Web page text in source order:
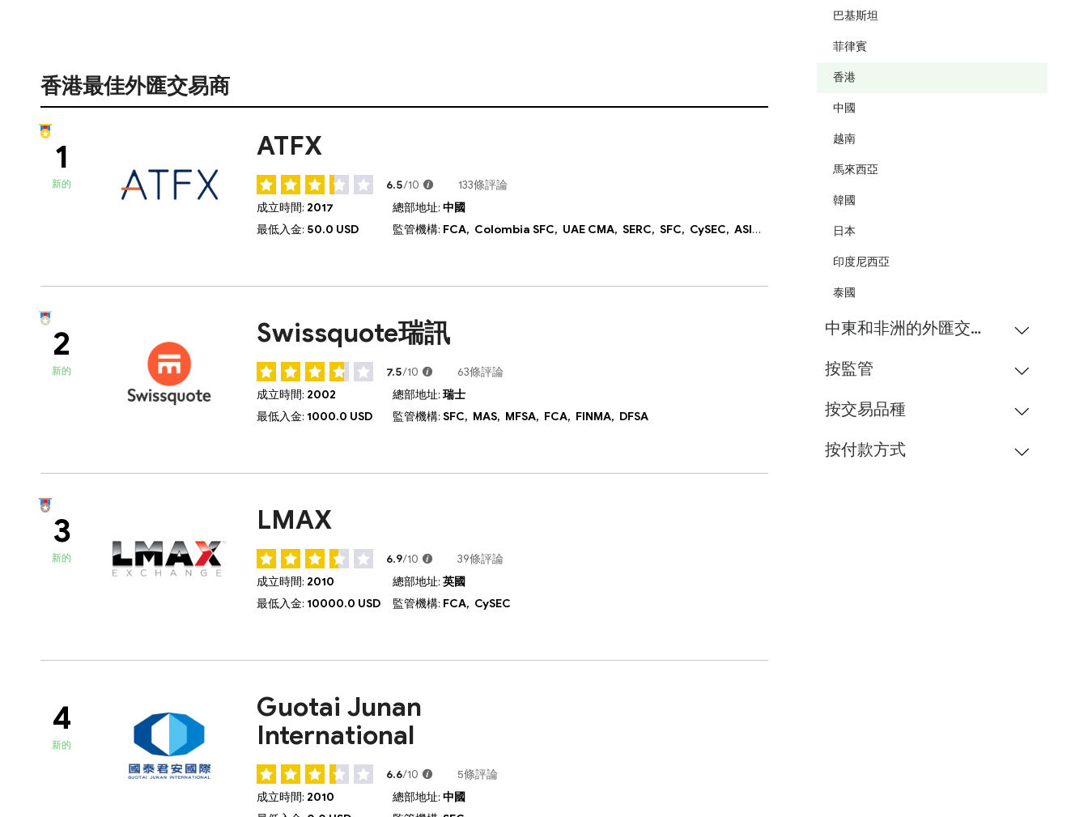
香港最佳外匯交易商
1
新的
ATFX
6.5/10
133條評論
成立時間: 2017
最低入金: 50.0 USD
總部地址: 中國
監管機構: FCA, Colombia SFC, UAE CMA, SERC, SFC, CySEC, ASIC, Mauritius FSC,
2
新的
Swissquote瑞訊
7.5/10
63條評論
成立時間: 2002
最低入金: 1000.0 USD
總部地址: 瑞士
監管機構: SFC, MAS, MFSA, FCA, FINMA, DFSA
3
新的
LMAX
6.9/10
39條評論
成立時間: 2010
最低入金: 10000.0 USD
總部地址: 英國
監管機構: FCA, CySEC
4
新的
Guotai Junan
International
6.6/10
5條評論
成立時間: 2010
總部地址: 中國
巴基斯坦
菲律賓
香港
中國
越南
馬來西亞
韓國
日本
印度尼西亞
泰國
中東和非洲的外匯交易商
按監管
按交易品種
按付款方式